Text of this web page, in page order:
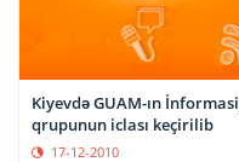
Kiyevdə GUAM-ın
qrupunun iclası keçirilib
17-12-2010